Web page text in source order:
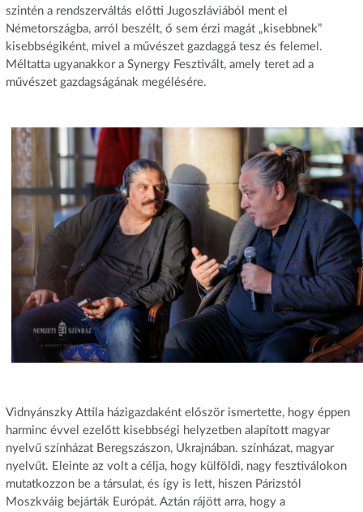
szintén a rendszerváltás előtti Jugoszláviából ment el
Németországba, arról beszélt, ő sem érzi magát „kisebbnek”
kisebbségiként, mivel a művészet gazdaggá tesz és felemel.
Méltatta ugyanakkor a Synergy Fesztivált, amely teret ad a
művészet gazdagságának megélésére.
Vidnyánszky Attila házigazdaként először ismertette, hogy éppen
harminc évvel ezelőtt kisebbségi helyzetben alapított magyar
nyelvű színházat Beregszászon, Ukrajnában. színházat, magyar
nyelvűt. Eleinte az volt a célja, hogy külföldi, nagy fesztiválokon
mutatkozzon be a társulat, és így is lett, hiszen Párizstól
Moszkváig bejárták Európát. Aztán rájött arra, hogy a